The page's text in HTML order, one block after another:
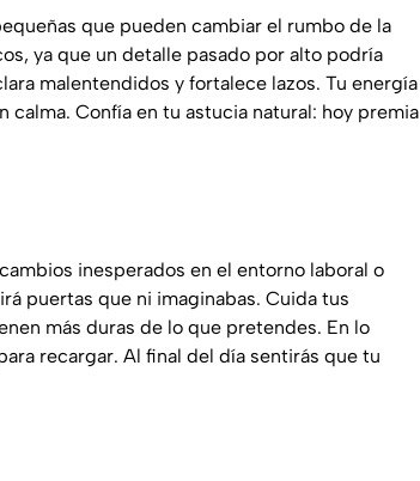
que pueden cambiar el rumbo de la
ya que un detalle pasado por alto podría
malentendidos y fortalece lazos. Tu energía
calma. Confía en tu astucia natural: hoy premia
inesperados en el entorno laboral o
puertas que ni imaginabas. Cuida tus
más duras de lo que pretendes. En lo
recargar. Al final del día sentirás que tu